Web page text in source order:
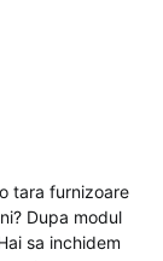
tara furnizoare
Dupa modul
sa inchidem